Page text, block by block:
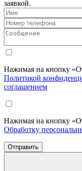
заявкой.
Нажимая на кнопку
Политикой
соглашением
Нажимая на кнопку
Обработку
Отправить